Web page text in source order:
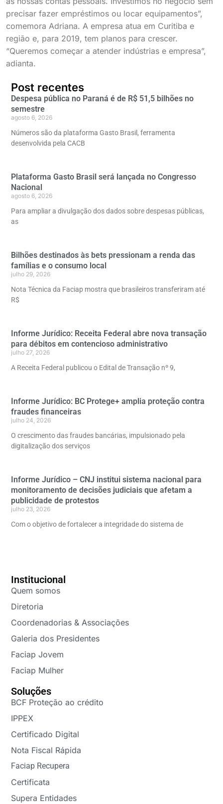
precisar fazer empréstimos ou locar equipamentos”,
comemora Adriana. A empresa atua em Curitiba e
região e, para 2019, tem planos para crescer.
“Queremos começar a atender indústrias e empresa”,
adianta.
Post recentes
Despesa pública no Paraná é de R$ 51,5 bilhões no
semestre
agosto 6, 2026
Números são da plataforma Gasto Brasil, ferramenta
desenvolvida pela CACB
Plataforma Gasto Brasil será lançada no Congresso
Nacional
agosto 6, 2026
Para ampliar a divulgação dos dados sobre despesas públicas,
as
Bilhões destinados às bets pressionam a renda das
famílias e o consumo local
julho 29, 2026
Nota Técnica da Faciap mostra que brasileiros transferiram até
R$
Informe Jurídico: Receita Federal abre nova transação
para débitos em contencioso administrativo
julho 27, 2026
A Receita Federal publicou o Edital de Transação nº 9,
Informe Jurídico: BC Protege+ amplia proteção contra
fraudes financeiras
julho 24, 2026
O crescimento das fraudes bancárias, impulsionado pela
digitalização dos serviços
Informe Jurídico – CNJ institui sistema nacional para
monitoramento de decisões judiciais que afetam a
publicidade de protestos
julho 23, 2026
Com o objetivo de fortalecer a integridade do sistema de
Institucional
Quem somos
Diretoria
Coordenadorias & Associações
Galeria dos Presidentes
Faciap Jovem
Faciap Mulher
Soluções
BCF Proteção ao crédito
IPPEX
Certificado Digital
Nota Fiscal Rápida
Faciap Recupera
Certificata
Supera Entidades